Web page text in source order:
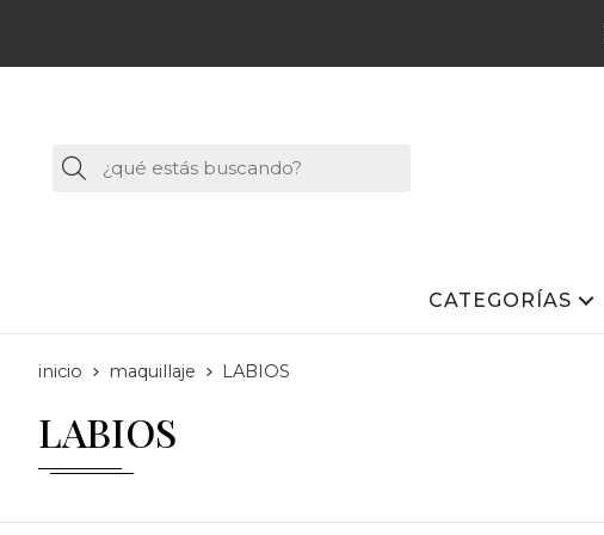
Buscar
CATEGORÍAS
inicio maquillaje LABIOS
LABIOS